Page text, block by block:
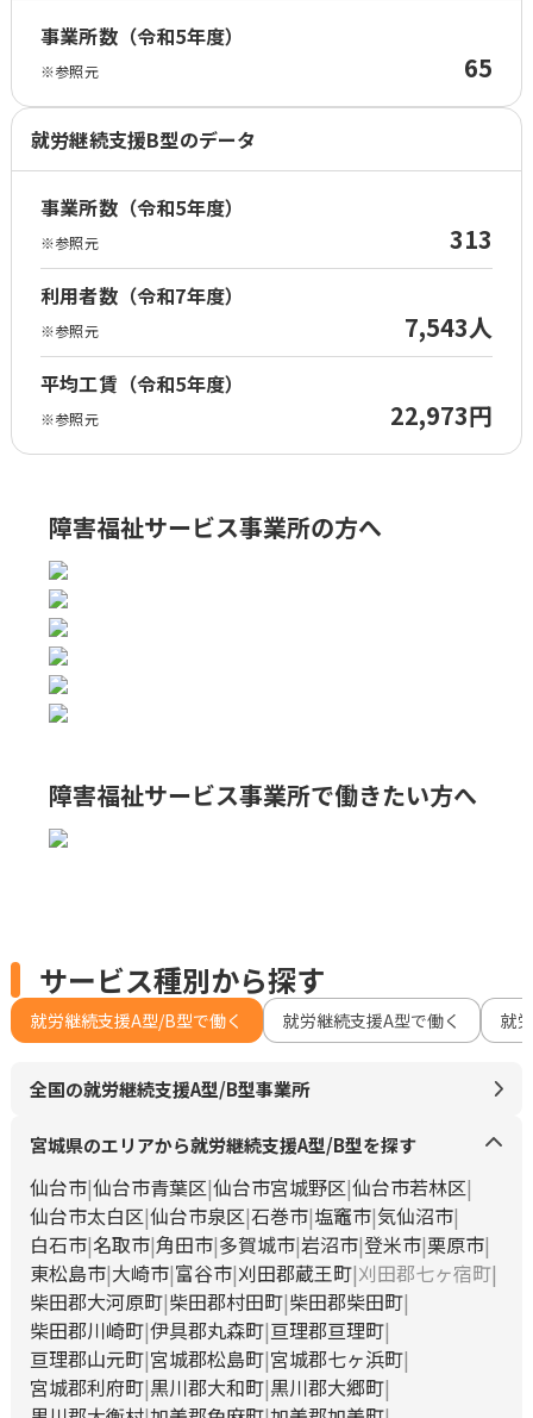
事業所数（令和5年度）
※参照元 65
就労継続支援B型のデータ
事業所数（令和5年度）
※参照元 313
利用者数（令和7年度）
※参照元 7,543人
平均工賃（令和5年度）
※参照元 22,973円
障害福祉サービス事業所の方へ
障害福祉サービス事業所で働きたい方へ
サービス種別から探す
就労継続支援A型/B型で働く 就労継続支援A型で働く 就
全国の就労継続支援A型/B型事業所
宮城県のエリアから就労継続支援A型/B型を探す
仙台市 仙台市青葉区 仙台市宮城野区 仙台市若林区
仙台市太白区 仙台市泉区 石巻市 塩竈市 気仙沼市
白石市 名取市 角田市 多賀城市 岩沼市 登米市 栗原市
東松島市 大崎市 富谷市 刈田郡蔵王町 刈田郡七ヶ宿町
柴田郡大河原町 柴田郡村田町 柴田郡柴田町
柴田郡川崎町 伊具郡丸森町 亘理郡亘理町
亘理郡山元町 宮城郡松島町 宮城郡七ヶ浜町
宮城郡利府町 黒川郡大和町 黒川郡大郷町